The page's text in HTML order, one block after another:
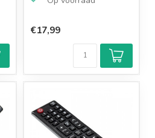
€17,99